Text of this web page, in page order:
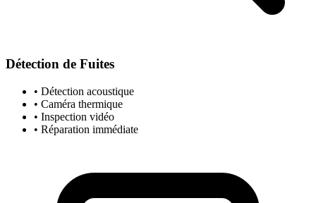
Détection de Fuites
• Détection acoustique
• Caméra thermique
• Inspection vidéo
• Réparation immédiate